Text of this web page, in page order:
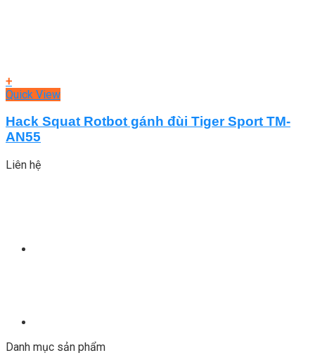
+
Quick View
Hack Squat Rotbot gánh đùi Tiger Sport TM-
AN55
Liên hệ
Danh mục sản phẩm